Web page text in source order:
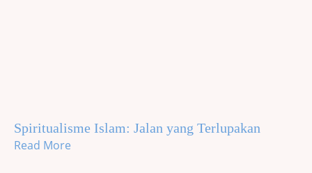
Spiritualisme Islam: Jalan yang Terlupakan
Read More